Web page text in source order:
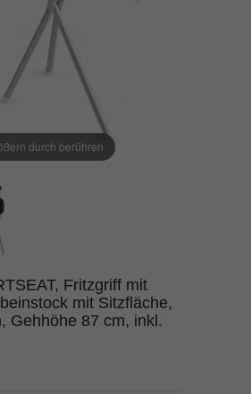
durch berühren
Fritzgriff mit
mit Sitzfläche,
Gehhöhe 87 cm, inkl.